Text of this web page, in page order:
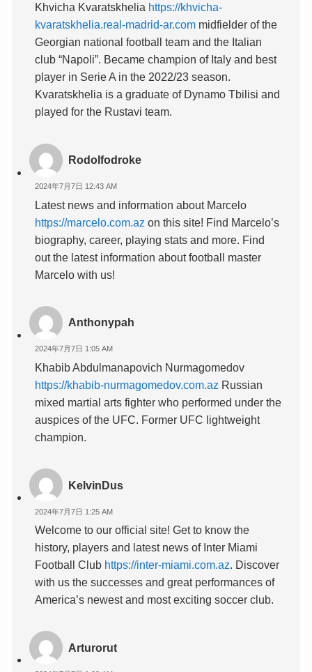
Khvicha Kvaratskhelia https://khvicha-
kvaratskhelia.real-madrid-ar.com midfielder of the
Georgian national football team and the Italian
club “Napoli”. Became champion of Italy and best
player in Serie A in the 2022/23 season.
Kvaratskhelia is a graduate of Dynamo Tbilisi and
played for the Rustavi team.
Rodolfodroke
2024年7月7日 12:43 AM
Latest news and information about Marcelo
https://marcelo.com.az on this site! Find Marcelo’s
biography, career, playing stats and more. Find
out the latest information about football master
Marcelo with us!
Anthonypah
2024年7月7日 1:05 AM
Khabib Abdulmanapovich Nurmagomedov
https://khabib-nurmagomedov.com.az Russian
mixed martial arts fighter who performed under the
auspices of the UFC. Former UFC lightweight
champion.
KelvinDus
2024年7月7日 1:25 AM
Welcome to our official site! Get to know the
history, players and latest news of Inter Miami
Football Club https://inter-miami.com.az. Discover
with us the successes and great performances of
America’s newest and most exciting soccer club.
Arturorut